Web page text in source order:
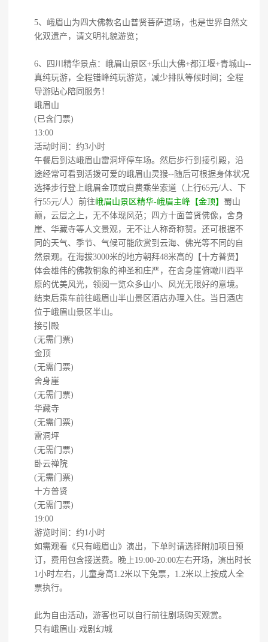
5、峨眉山为四大佛教名山普贤菩萨道场，也是世界自然文
化双遗产，请文明礼貌游览；
6、四川精华景点：峨眉山景区+乐山大佛+都江堰+青城山--
真纯玩游，全程错峰纯玩游览，减少排队等候时间；全程
导游贴心陪同服务！
峨眉山
(已含门票)
13:00
活动时间：约3小时
午餐后到达峨眉山雷洞坪停车场。然后步行到接引殿，沿
途经常可看到活拨可爱的峨眉山灵猴--随后可根据身体状况
选择步行登上峨眉金顶或自费乘坐索道（上行65元/人、下
行55元/人）前往峨眉山景区精华-峨眉主峰【金顶】 蜀山
巅，云层之上，无不体现风范；四方十面普贤佛像，舍身
崖、华藏寺等人文景观，无不让人称奇称赞。还可根据不
同的天气、季节、气候可能欣赏到云海、佛光等不同的自
然景观。在海拔3000米的地方朝拜48米高的【十方普贤】
体会雄伟的佛教铜象的神圣和庄严，在舍身崖俯瞰川西平
原的优美风光，领阅一览众多山小、风光无限好的意境。
结束后乘车前往峨眉山半山景区酒店办理入住。当日酒店
位于峨眉山景区半山。
接引殿
(无需门票)
金顶
(无需门票)
舍身崖
(无需门票)
华藏寺
(无需门票)
雷洞坪
(无需门票)
卧云禅院
(无需门票)
十方普贤
(无需门票)
19:00
游览时间：约1小时
如需观看《只有峨眉山》演出，下单时请选择附加项目预
订，费用包含接送费。晚上19:00-20:00左右开场，演出时长
1小时左右，儿童身高1.2米以下免票，1.2米以上按成人全
票执行。
此为自由活动，游客也可以自行前往剧场购买观赏。
只有峨眉山·戏剧幻城